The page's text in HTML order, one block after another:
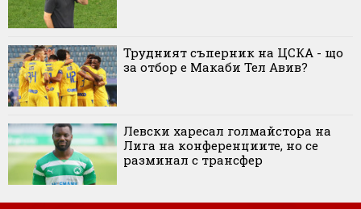
Трудният съперник на ЦСКА - що
за отбор е Макаби Тел Авив?
Левски харесал голмайстора на
Лига на конференциите, но се
разминал с трансфер